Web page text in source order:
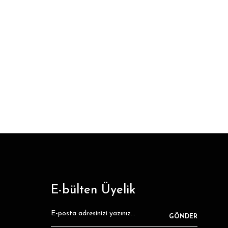
E-bülten Üyelik
GÖNDER